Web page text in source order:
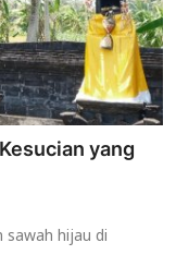
yang
hijau di